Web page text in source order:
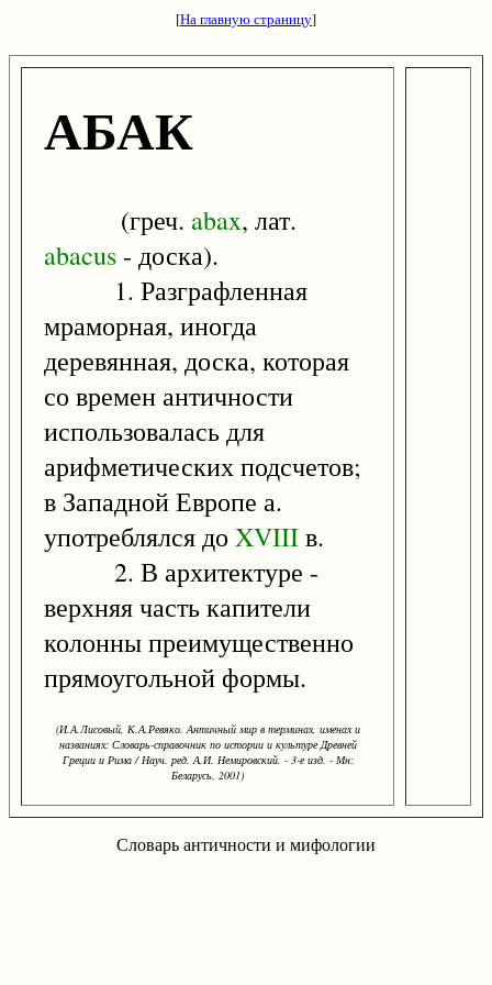
[На главную страницу]
АБАК
(греч. abax, лат.
abacus - доска).
1. Разграфленная
мраморная, иногда
деревянная, доска, которая
со времен античности
использовалась для
арифметических подсчетов;
в Западной Европе а.
употреблялся до XVIIIв.
2. В архитектуре -
верхняя часть капители
колонны преимущественно
прямоугольной формы.
(И.А.Лисовый, К.А.Ревяко. Античный мир в терминах, именах и
названиях: Словарь-справочник по истории и культуре Древней
Греции и Рима / Науч. ред. А.И. Немировский. - 3-е изд. - Мн:
Беларусь, 2001)
Словарь античности и мифологии